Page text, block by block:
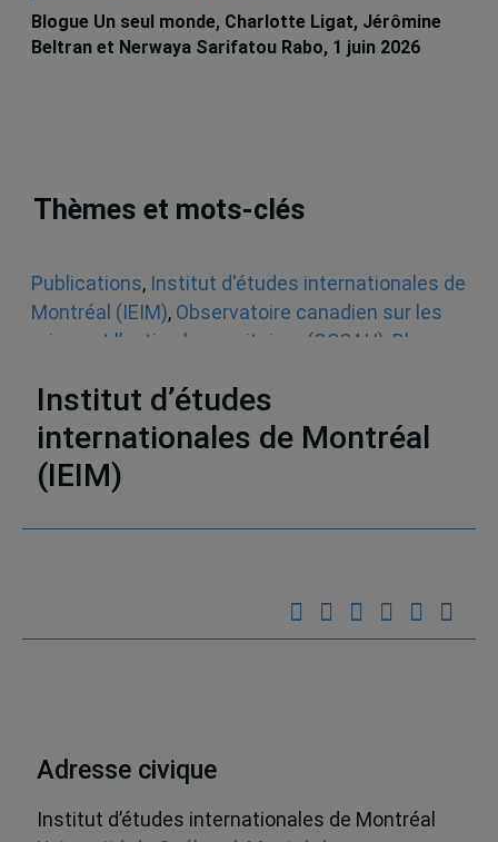
Blogue Un seul monde, Charlotte Ligat, Jérômine
Beltran et Nerwaya Sarifatou Rabo, 1 juin 2026
Thèmes et mots-clés
Publications, Institut d'études internationales de
Montréal (IEIM), Observatoire canadien sur les
crises et l’action humanitaires (OCCAH) Blogue
Institut d’études
internationales de Montréal
(IEIM)
Adresse civique
Institut d’études internationales de Montréal